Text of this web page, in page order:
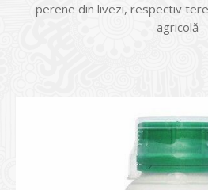
perene din livezi, respectiv
agricolă